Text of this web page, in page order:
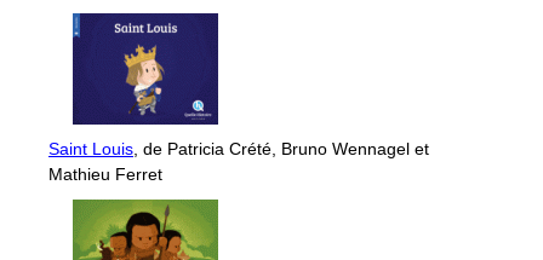
Saint Louis, de Patricia Crété, Bruno Wennagel et
Mathieu Ferret